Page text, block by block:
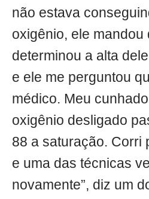
não estava
oxigênio, ele mandou
determinou a alta
e ele me perguntou
médico. Meu
oxigênio desligado
88 a saturação. Corri
e uma das técnicas
novamente”, diz um